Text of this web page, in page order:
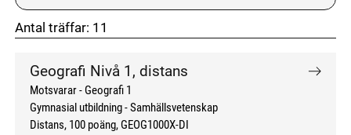
Antal träffar: 11
don't click me don't click me
Geografi Nivå 1, distans
Motsvarar - Geografi 1
Gymnasial utbildning Samhällsvetenskap
Distans 100 poäng GEOG1000X-DI